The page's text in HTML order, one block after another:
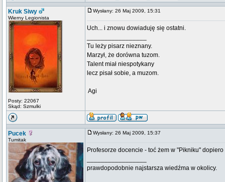
Kruk Siwy
Wierny Legionista
Posty: 22067
Skąd: Szmulki
Wysłany: 26 Maj 2009, 15:31
Uch... i znowu dowiaduję się ostatni.
Tu leży pisarz nieznany.
Marzył, że dorówna tuzom.
Talent miał niespotykany
lecz pisał sobie, a muzom.
 Agi
Pucek
Tumitak
Wysłany: 26 Maj 2009, 15:37
Profesorze docencie - toć żem w "Pikniku"
prawdopodobnie najstarsza wiedźma w okolicy.